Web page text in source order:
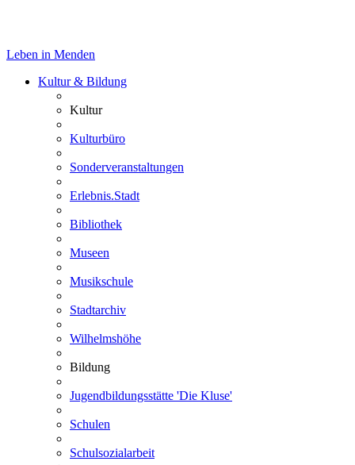
Leben in Menden
Kultur & Bildung
Kultur
Kulturbüro
Sonderveranstaltungen
Erlebnis.Stadt
Bibliothek
Museen
Musikschule
Stadtarchiv
Wilhelmshöhe
Bildung
Jugendbildungsstätte 'Die Kluse'
Schulen
Schulsozialarbeit